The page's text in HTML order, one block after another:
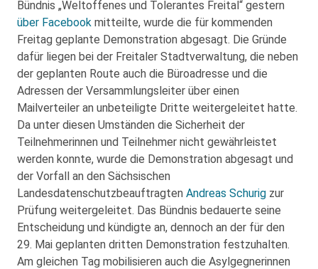
Bündnis „Weltoffenes und Tolerantes Freital“ gestern
über Facebook mitteilte, wurde die für kommenden
Freitag geplante Demonstration abgesagt. Die Gründe
dafür liegen bei der Freitaler Stadtverwaltung, die neben
der geplanten Route auch die Büroadresse und die
Adressen der Versammlungsleiter über einen
Mailverteiler an unbeteiligte Dritte weitergeleitet hatte.
Da unter diesen Umständen die Sicherheit der
Teilnehmerinnen und Teilnehmer nicht gewährleistet
werden konnte, wurde die Demonstration abgesagt und
der Vorfall an den Sächsischen
Landesdatenschutzbeauftragten Andreas Schurig zur
Prüfung weitergeleitet. Das Bündnis bedauerte seine
Entscheidung und kündigte an, dennoch an der für den
29. Mai geplanten dritten Demonstration festzuhalten.
Am gleichen Tag mobilisieren auch die Asylgegnerinnen